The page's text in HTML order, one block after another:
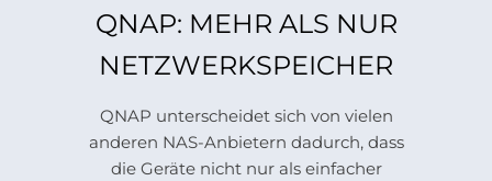
QNAP: MEHR ALS NUR
NETZWERKSPEICHER
QNAP unterscheidet sich von vielen
anderen NAS-Anbietern dadurch, dass
die Geräte nicht nur als einfacher